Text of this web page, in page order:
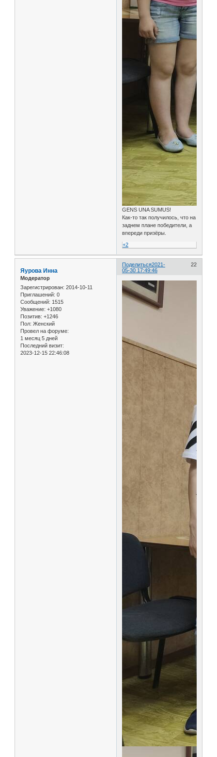
GENS UNA SUMUS!
Как-то так получилось, что на
заднем плане победители, а
впереди призёры.
+2
Поделиться 22
2021-
05-30 17:49:46
Яурова Инна
Модератор
Зарегистрирован: 2014-10-11
Приглашений: 0
Сообщений: 1515
Уважение: +1080
Позитив: +1246
Пол: Женский
Провел на форуме:
1 месяц 5 дней
Последний визит:
2023-12-15 22:46:08